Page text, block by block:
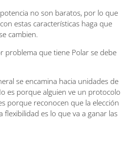
no son baratos, por lo que
estas características haga que
cambien.
problema que tiene Polar se debe
se encamina hacia unidades de
es porque alguien ve un protocolo
porque reconocen que la elección
flexibilidad es lo que va a ganar las